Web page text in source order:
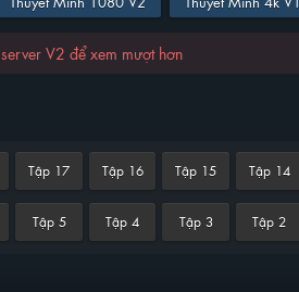
V2 để xem mượt hơn
Tập 17 Tập 16 Tập 15 Tập 14
Tập 5 Tập 4 Tập 3 Tập 2